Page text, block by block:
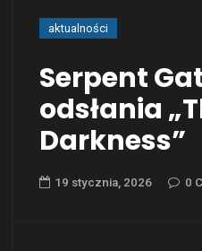
aktualności
Serpent
odsłania
Darkness”
19 stycznia, 2026 0